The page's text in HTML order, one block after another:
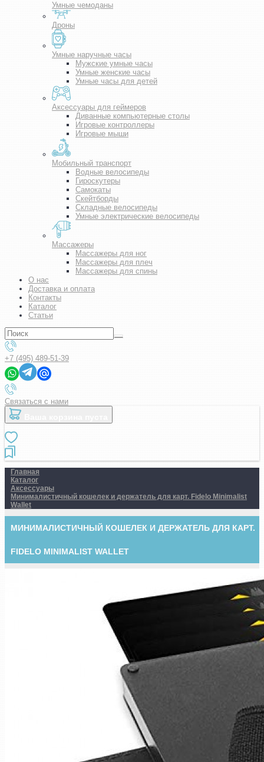
Умные чемоданы
Дроны
Умные наручные часы
Мужские умные часы
Умные женские часы
Умные часы для детей
Аксессуары для геймеров
Диванные компьютерные столы
Игровые контроллеры
Игровые мыши
Мобильный транспорт
Водные велосипеды
Гироскутеры
Самокаты
Скейтборды
Складные велосипеды
Умные электрические велосипеды
Массажеры
Массажеры для ног
Массажеры для плеч
Массажеры для спины
О нас
Доставка и оплата
Контакты
Каталог
Статьи
+7 (495) 489-51-39
Связаться с нами
Главная
Каталог
Аксессуары
Минималистичный кошелек и держатель для карт. Fidelo Minimalist
Wallet
МИНИМАЛИСТИЧНЫЙ КОШЕЛЕК И ДЕРЖАТЕЛЬ ДЛЯ КАРТ.
FIDELO MINIMALIST WALLET